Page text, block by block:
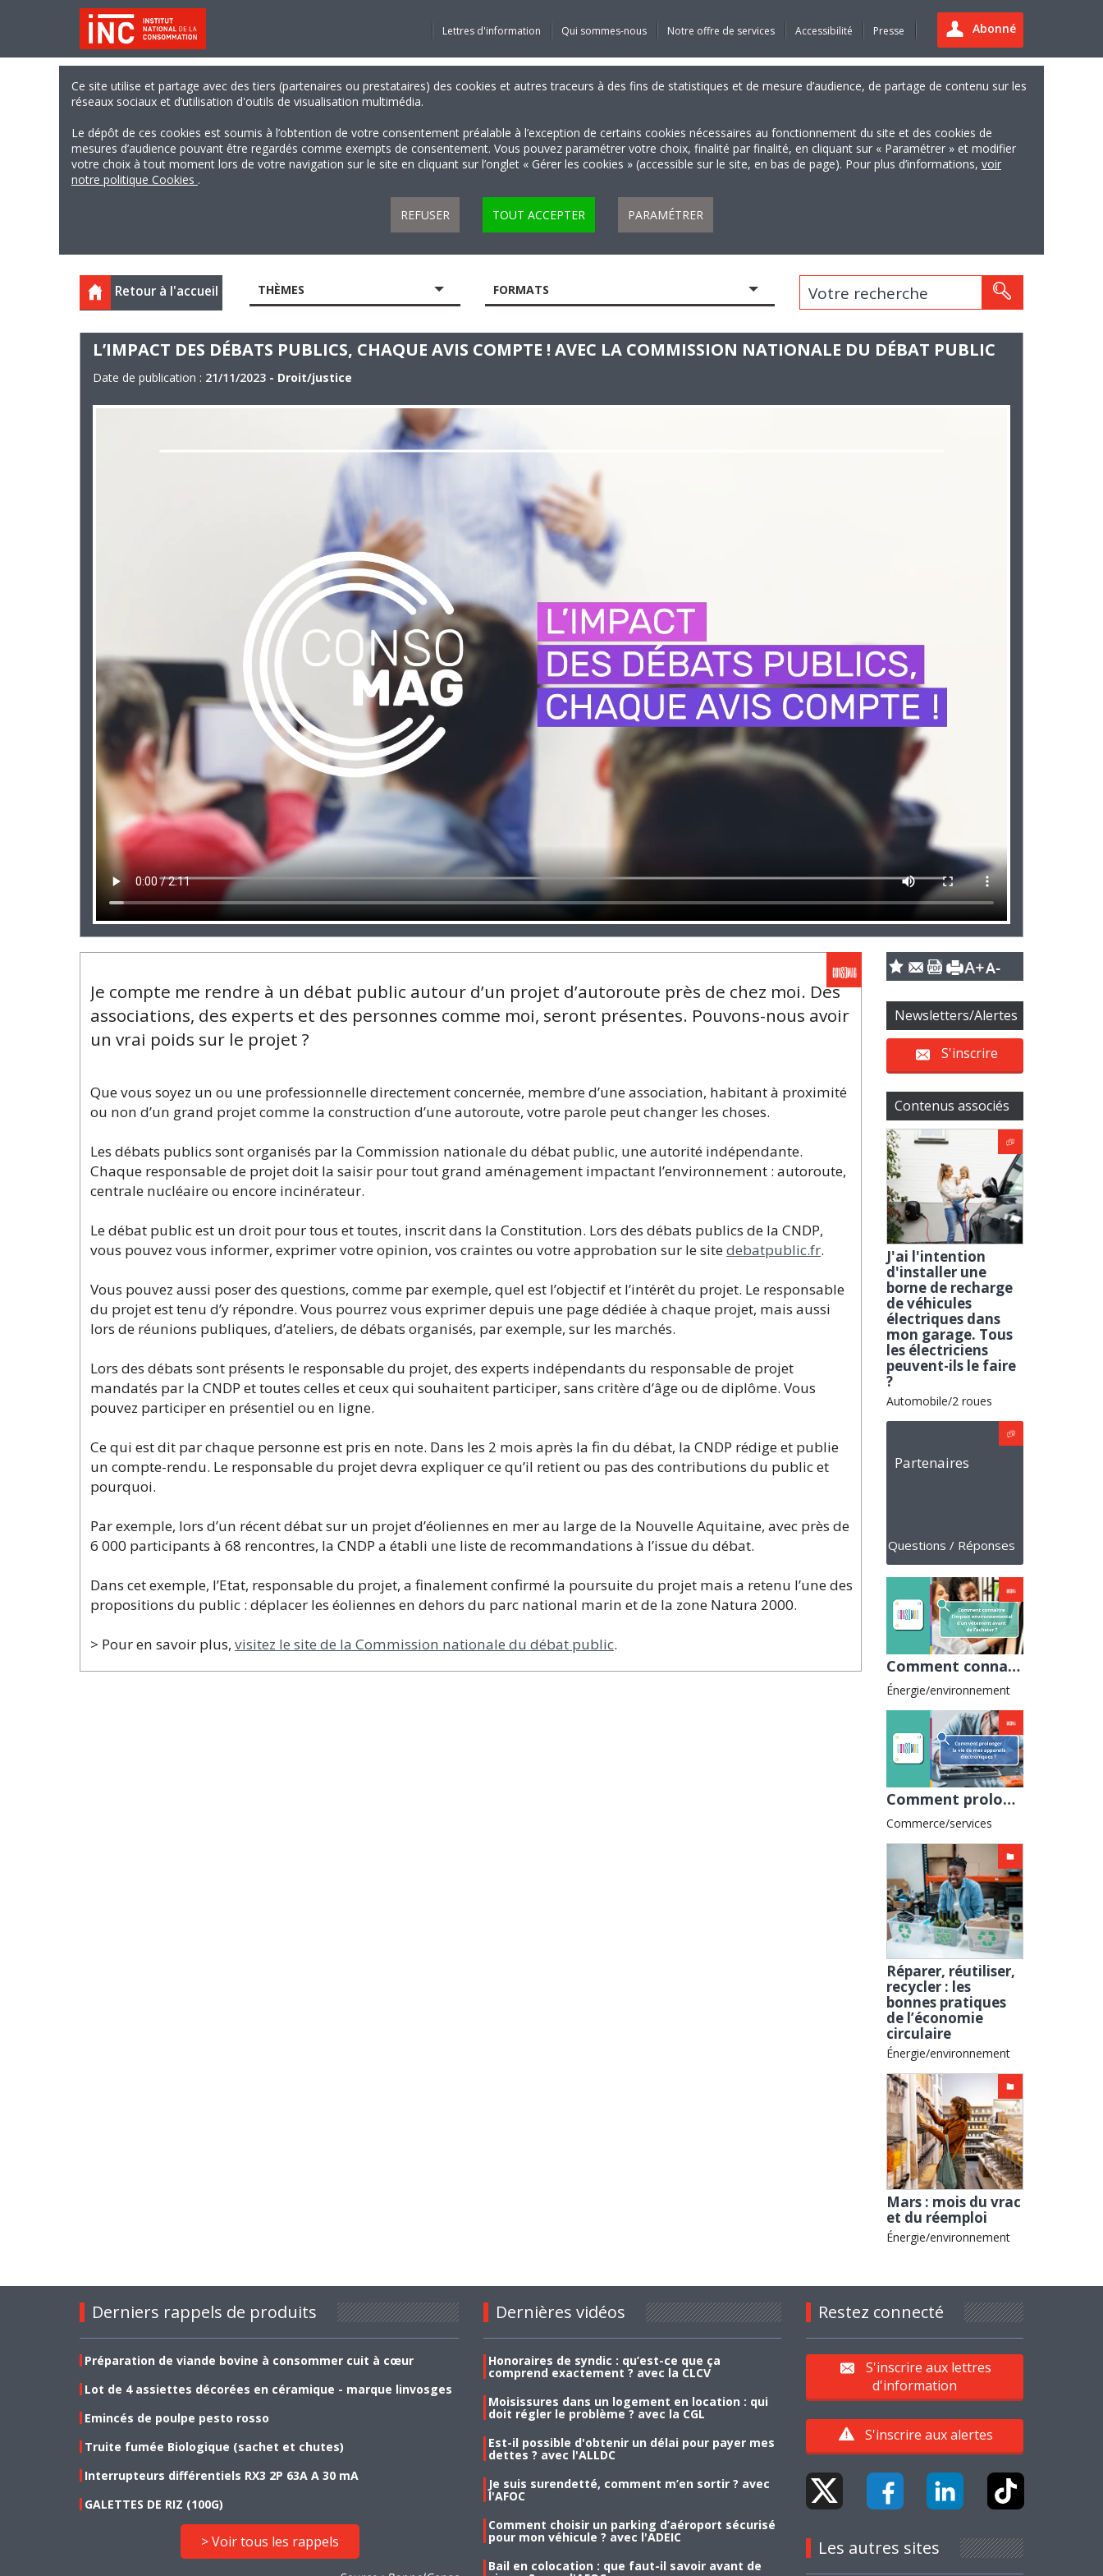
Abonné
Lettres d'information Qui sommes-nous Notre offre de services Accessibilité Presse
Ce site utilise et partage avec des tiers (partenaires ou prestataires) des cookies et autres traceurs à des fins de statistiques et de mesure d’audience, de partage de contenu sur les
réseaux sociaux et d’utilisation d'outils de visualisation multimédia.
Le dépôt de ces cookies est soumis à l’obtention de votre consentement préalable à l’exception de certains cookies nécessaires au fonctionnement du site et des cookies de
mesures d’audience pouvant être regardés comme exempts de consentement. Vous pouvez paramétrer votre choix, finalité par finalité, en cliquant sur « Paramétrer » et modifier
votre choix à tout moment lors de votre navigation sur le site en cliquant sur l’onglet « Gérer les cookies » (accessible sur le site, en bas de page). Pour plus d’informations, voir
notre politique Cookies .
REFUSER TOUT ACCEPTER PARAMÉTRER
Retour à l'accueil THÈMES FORMATS Votre recherche
L’IMPACT DES DÉBATS PUBLICS, CHAQUE AVIS COMPTE ! AVEC LA COMMISSION NATIONALE DU DÉBAT PUBLIC
Date de publication : 21/11/2023 - Droit/justice
Je compte me rendre à un débat public autour d’un projet d’autoroute près de chez moi. Des
associations, des experts et des personnes comme moi, seront présentes. Pouvons-nous avoir
un vrai poids sur le projet ?
Que vous soyez un ou une professionnelle directement concernée, membre d’une association, habitant à proximité
ou non d’un grand projet comme la construction d’une autoroute, votre parole peut changer les choses.
Les débats publics sont organisés par la Commission nationale du débat public, une autorité indépendante.
Chaque responsable de projet doit la saisir pour tout grand aménagement impactant l’environnement : autoroute,
centrale nucléaire ou encore incinérateur.
Le débat public est un droit pour tous et toutes, inscrit dans la Constitution. Lors des débats publics de la CNDP,
vous pouvez vous informer, exprimer votre opinion, vos craintes ou votre approbation sur le sitedebatpublic.fr.
Vous pouvez aussi poser des questions, comme par exemple, quel est l’objectif et l’intérêt du projet. Le responsable
du projet est tenu d’y répondre. Vous pourrez vous exprimer depuis une page dédiée à chaque projet, mais aussi
lors de réunions publiques, d’ateliers, de débats organisés, par exemple, sur les marchés.
Lors des débats sont présents le responsable du projet, des experts indépendants du responsable de projet
mandatés par la CNDP et toutes celles et ceux qui souhaitent participer, sans critère d’âge ou de diplôme. Vous
pouvez participer en présentiel ou en ligne.
Ce qui est dit par chaque personne est pris en note. Dans les 2 mois après la fin du débat, la CNDP rédige et publie
un compte-rendu. Le responsable du projet devra expliquer ce qu’il retient ou pas des contributions du public et
pourquoi.
Par exemple, lors d’un récent débat sur un projet d’éoliennes en mer au large de la Nouvelle Aquitaine, avec près de
6 000 participants à 68 rencontres, la CNDP a établi une liste de recommandations à l’issue du débat.
Dans cet exemple, l’Etat, responsable du projet, a finalement confirmé la poursuite du projet mais a retenu l’une des
propositions du public : déplacer les éoliennes en dehors du parc national marin et de la zone Natura 2000.
> Pour en savoir plus, visitez le site de la Commission nationale du débat public.
Newsletters/Alertes
S'inscrire
Contenus associés
J'ai l'intention
d'installer une
borne de recharge
de véhicules
électriques dans
mon garage. Tous
les électriciens
peuvent-ils le faire
?
Automobile/2 roues
Questions / Réponses
Partenaires
Comment connaître l’impact environnemental d’un vêtement avant de l’acheter ? avec l'UNAF
Énergie/environnement
Comment prolonger la vie de mes appareils électroniques ? avec la CNAFC
Commerce/services
Réparer, réutiliser,
recycler : les
bonnes pratiques
de l’économie
circulaire
Énergie/environnement
Mars : mois du vrac
et du réemploi
Énergie/environnement
Derniers rappels de produits
Préparation de viande bovine à consommer cuit à cœur
Lot de 4 assiettes décorées en céramique - marque linvosges
Emincés de poulpe pesto rosso
Truite fumée Biologique (sachet et chutes)
Interrupteurs différentiels RX3 2P 63A A 30 mA
GALETTES DE RIZ (100G)
> Voir tous les rappels
Dernières vidéos
Honoraires de syndic : qu’est-ce que ça
comprend exactement ? avec la CLCV
Moisissures dans un logement en location : qui
doit régler le problème ? avec la CGL
Est-il possible d'obtenir un délai pour payer mes
dettes ? avec l'ALLDC
Je suis surendetté, comment m’en sortir ? avec
l'AFOC
Comment choisir un parking d’aéroport sécurisé
pour mon véhicule ? avec l'ADEIC
Bail en colocation : que faut-il savoir avant de
Restez connecté
S'inscrire aux lettres
d'information
S'inscrire aux alertes
Les autres sites